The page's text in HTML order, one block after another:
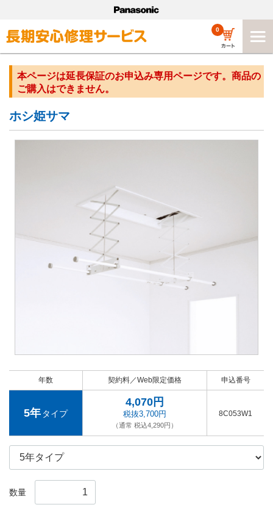
0
本ページは延長保証のお申込み専用ページです。商品の
ご購入はできません。
ホシ姫サマ
年数 契約料／Web限定価格 申込番号
5年 タイプ
4,070円
税抜3,700円
（通常 税込4,290円）
8C053W1
数量